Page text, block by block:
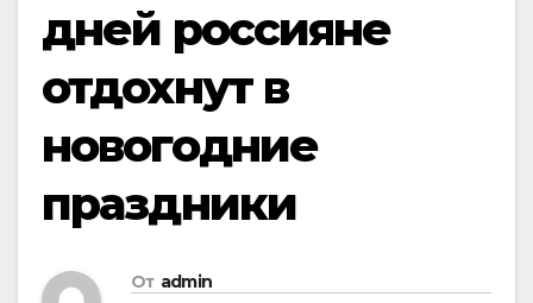
дней россияне
отдохнут в
новогодние
праздники
От admin